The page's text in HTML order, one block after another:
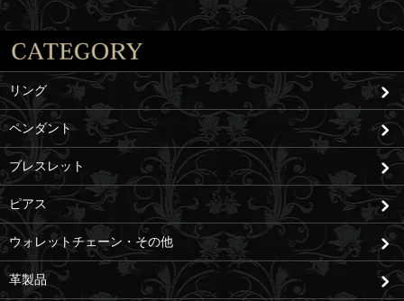
リング
ペンダント
ブレスレット
ピアス
ウォレットチェーン・その他
革製品